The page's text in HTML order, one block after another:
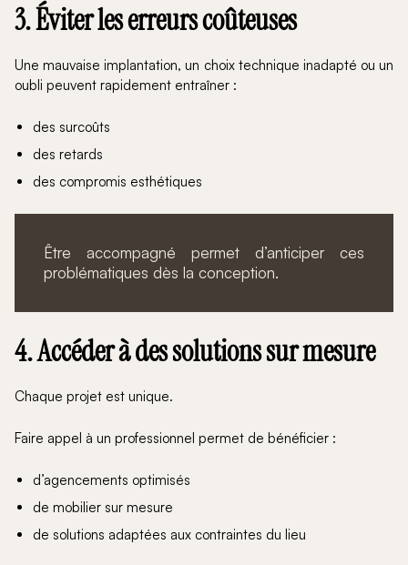
3. Éviter les erreurs coûteuses
Une mauvaise implantation, un choix technique inadapté ou un
oubli peuvent rapidement entraîner :
des surcoûts
des retards
des compromis esthétiques
Être accompagné permet d’anticiper ces
problématiques dès la conception.
4. Accéder à des solutions sur mesure
Chaque projet est unique.
Faire appel à un professionnel permet de bénéficier :
d’agencements optimisés
de mobilier sur mesure
de solutions adaptées aux contraintes du lieu